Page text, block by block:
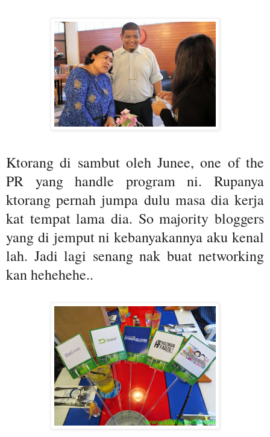
Ktorang di sambut oleh Junee, one of the
PR yang handle program ni. Rupanya
ktorang pernah jumpa dulu masa dia kerja
kat tempat lama dia. So majority bloggers
yang di jemput ni kebanyakannya aku kenal
lah. Jadi lagi senang nak buat networking
kan hehehehe..